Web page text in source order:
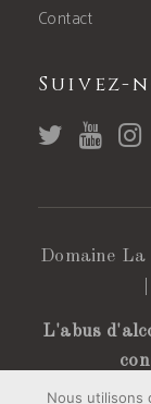
Contact
Suivez-
Domaine La
L'abus
Nous utilisons